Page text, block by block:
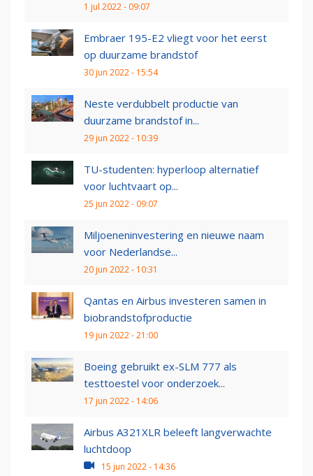
1 jul 2022 - 09:07
Embraer 195-E2 vliegt voor het eerst
op duurzame brandstof
30 jun 2022 - 15:54
Neste verdubbelt productie van
duurzame brandstof in...
29 jun 2022 - 10:39
TU-studenten: hyperloop alternatief
voor luchtvaart op...
25 jun 2022 - 09:07
Miljoeneninvestering en nieuwe naam
voor Nederlandse...
20 jun 2022 - 10:31
Qantas en Airbus investeren samen in
biobrandstofproductie
19 jun 2022 - 21:00
Boeing gebruikt ex-SLM 777 als
testtoestel voor onderzoek...
17 jun 2022 - 14:06
Airbus A321XLR beleeft langverwachte
luchtdoop
15 jun 2022 - 14:36